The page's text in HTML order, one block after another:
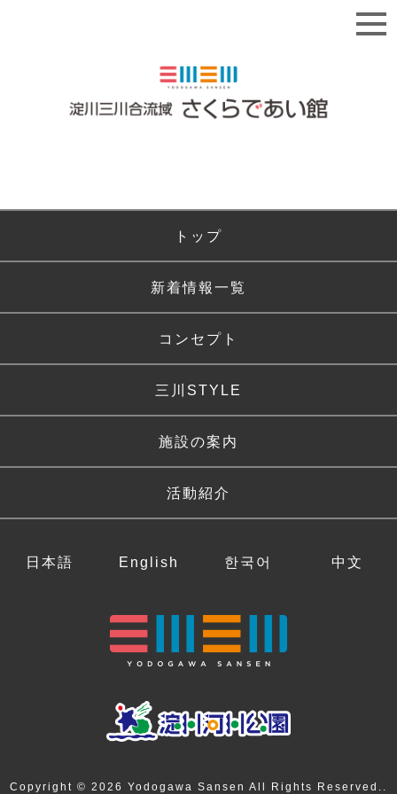
トップ
新着情報一覧
コンセプト
三川STYLE
施設の案内
活動紹介
日本語 English 한국어 中文
Copyright © 2026 Yodogawa Sansen All Rights Reserved..